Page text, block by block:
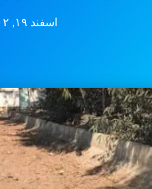
اسفند ۱۹, ۱۴۰۲